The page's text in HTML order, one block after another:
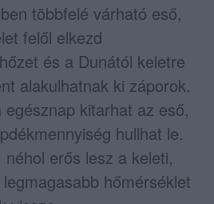
többfelé várható eső,
felől elkezd
és a Dunától keletre
alakulhatnak ki záporok.
kitarhat az eső,
hullhat le.
erős lesz a keleti,
hőmérséklet